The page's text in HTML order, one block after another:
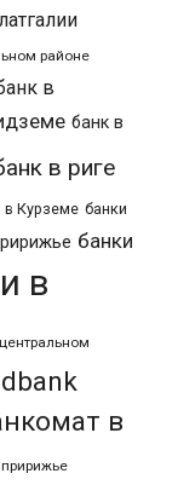
районе
в
банк в
в риге
в Курземе банки
банки
в
в